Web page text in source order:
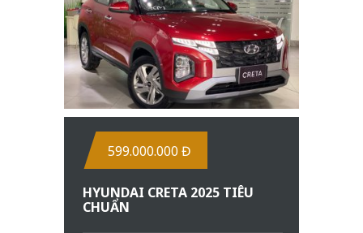
599.000.000 Đ
HYUNDAI CRETA 2025 TIÊU
CHUẨN